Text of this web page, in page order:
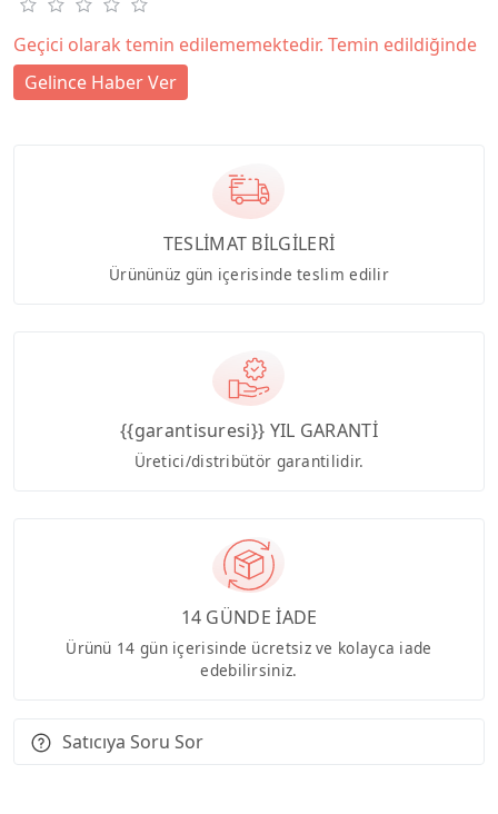
Geçici olarak temin edilememektedir. Temin edildiğinde
Gelince Haber Ver
TESLİMAT BİLGİLERİ
Ürününüz gün içerisinde teslim edilir
{{garantisuresi}} YIL GARANTİ
Üretici/distribütör garantilidir.
14 GÜNDE İADE
Ürünü 14 gün içerisinde ücretsiz ve kolayca iade
edebilirsiniz.
Satıcıya Soru Sor